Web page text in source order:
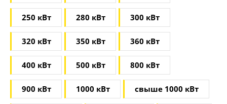
250 кВт 280 кВт 300 кВт
320 кВт 350 кВт 360 кВт
400 кВт 500 кВт 800 кВт
900 кВт 1000 кВт свыше 1000 кВт